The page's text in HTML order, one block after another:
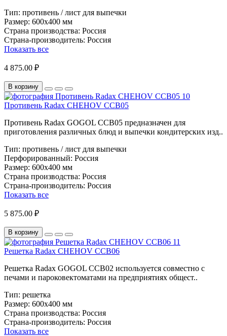
Тип: противень / лист для выпечки
Размер: 600х400 мм
Страна производства: Россия
Страна-производитель: Россия
Показать все
4 875.00 ₽
В корзину
Противень Radax CHEHOV CCB05
Противень Radax GOGOL CCB05 предназначен для
приготовления различных блюд и выпечки кондитерских изд..
Тип: противень / лист для выпечки
Перфорированный: Россия
Размер: 600х400 мм
Страна производства: Россия
Страна-производитель: Россия
Показать все
5 875.00 ₽
В корзину
Решетка Radax CHEHOV CCB06
Решетка Radax GOGOL CCB02 используется совместно с
печами и пароковектоматами на предприятиях общест..
Тип: решетка
Размер: 600х400 мм
Страна производства: Россия
Страна-производитель: Россия
Показать все